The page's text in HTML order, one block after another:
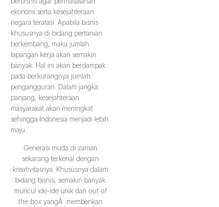
ekonomi serta kesejahteraan
negara teratasi. Apabila bisnis
khususnya di bidang pertanian
berkembang, maka jumlah
lapangan kerja akan semakin
banyak. Hal ini akan berdampak
pada berkurangnya jumlah
pengangguran. Dalam jangka
panjang, kesejahteraan
masyarakat akan meningkat
sehingga Indonesia menjadi lebih
maju.
Generasi muda di zaman
sekarang terkenal dengan
kreativitasnya. Khususnya dalam
bidang bisnis, semakin banyak
muncul ide-ide unik dan out of
the box yangÂ memberikan